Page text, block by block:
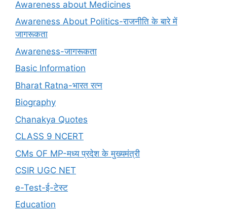
Awareness about Medicines
Awareness About Politics-राजनीति के बारे में
जागरूकता
Awareness-जागरूकता
Basic Information
Bharat Ratna-भारत रत्न
Biography
Chanakya Quotes
CLASS 9 NCERT
CMs OF MP-मध्य प्रदेश के मुख्यमंत्री
CSIR UGC NET
e-Test-ई-टेस्ट
Education